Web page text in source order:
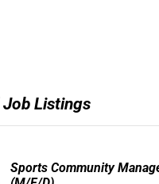
Job Listings
Sports Community